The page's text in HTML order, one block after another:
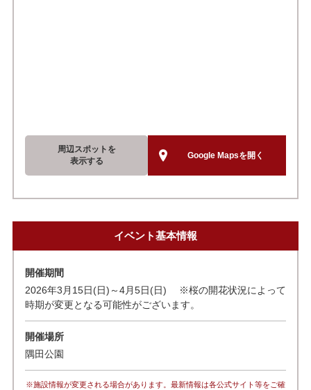
周辺スポットを
表示する
Google Mapsを開く
イベント基本情報
開催期間
2026年3月15日(日)～4月5日(日) ※桜の開花状況によって
時期が変更となる可能性がございます。
開催場所
隅田公園
※施設情報が変更される場合があります。最新情報は各公式サイト等をご確